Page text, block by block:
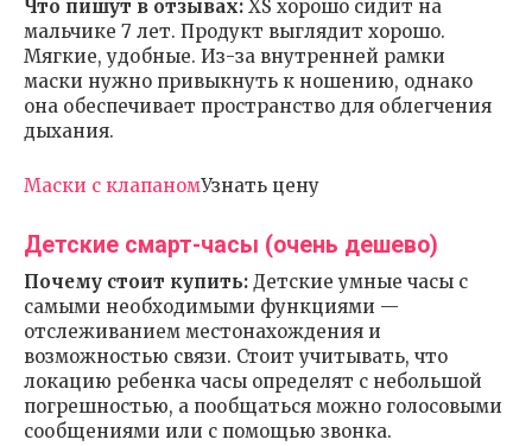
Что пишут в отзывах: XS хорошо сидит на
мальчике 7 лет. Продукт выглядит хорошо.
Мягкие, удобные. Из-за внутренней рамки
маски нужно привыкнуть к ношению, однако
она обеспечивает пространство для облегчения
дыхания.
Маски с клапаномУзнать цену
Детские смарт-часы (очень дешево)
Почему стоит купить: Детские умные часы с
самыми необходимыми функциями —
отслеживанием местонахождения и
возможностью связи. Стоит учитывать, что
локацию ребенка часы определят с небольшой
погрешностью, а пообщаться можно голосовыми
сообщениями или с помощью звонка.